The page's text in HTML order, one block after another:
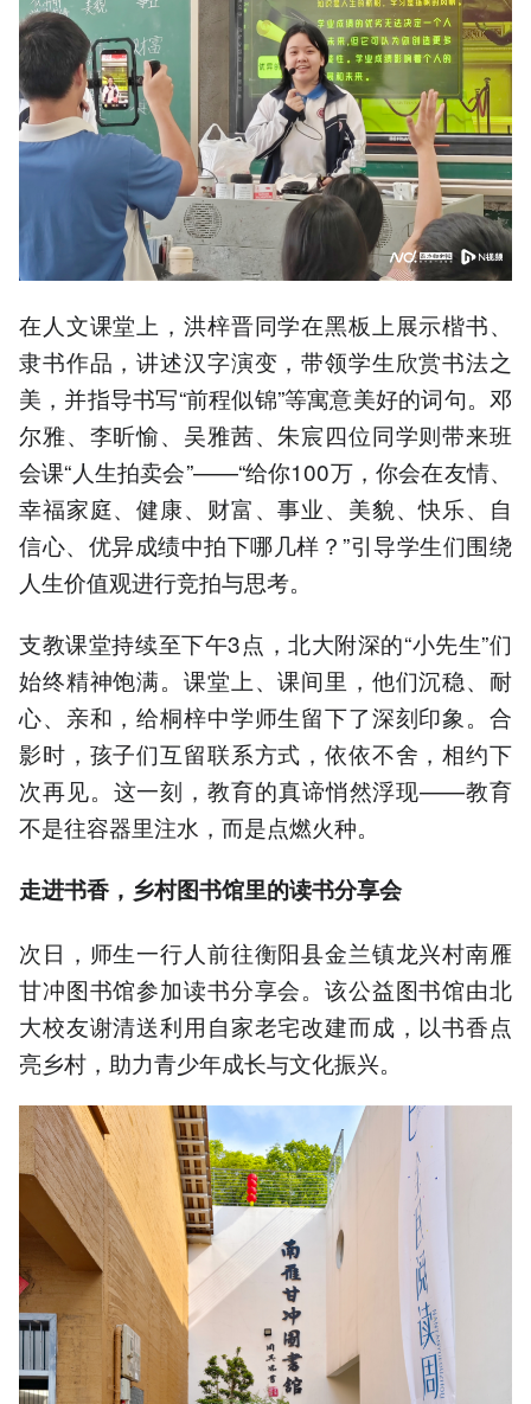
在人文课堂上，洪梓晋同学在黑板上展示楷书、
隶书作品，讲述汉字演变，带领学生欣赏书法之
美，并指导书写“前程似锦”等寓意美好的词句。邓
尔雅、李昕愉、吴雅茜、朱宸四位同学则带来班
会课“人生拍卖会”——“给你100万，你会在友情、
幸福家庭、健康、财富、事业、美貌、快乐、自
信心、优异成绩中拍下哪几样？”引导学生们围绕
人生价值观进行竞拍与思考。
支教课堂持续至下午3点，北大附深的“小先生”们
始终精神饱满。课堂上、课间里，他们沉稳、耐
心、亲和，给桐梓中学师生留下了深刻印象。合
影时，孩子们互留联系方式，依依不舍，相约下
次再见。这一刻，教育的真谛悄然浮现——教育
不是往容器里注水，而是点燃火种。
走进书香，乡村图书馆里的读书分享会
次日，师生一行人前往衡阳县金兰镇龙兴村南雁
甘冲图书馆参加读书分享会。该公益图书馆由北
大校友谢清送利用自家老宅改建而成，以书香点
亮乡村，助力青少年成长与文化振兴。